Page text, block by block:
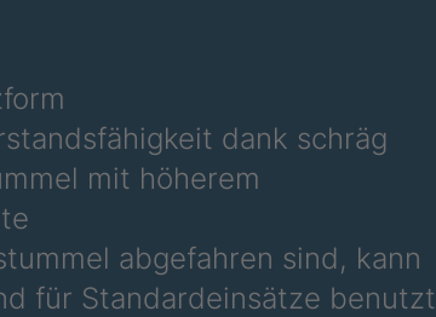
dank schräg
mit höherem
abgefahren sind, kann
für Standardeinsätze benutzt